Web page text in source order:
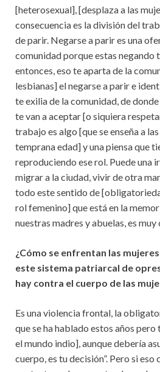
[heterosexual], [desplaza a las
consecuencia es la división del
de parir. Negarse a parir es una
comunidad porque estas negando
entonces, eso te aparta de la
lesbianas] el negarse a parir e
te exilia de la comunidad, de
te van a aceptar [o siquiera
trabajo es algo [que se enseña a
temprana edad] y una piensa que
reproduciendo ese rol. Puede una
migrar a la ciudad, vivir de otra
todo este sentido de
rol femenino] que está en la
nuestras madres y abuelas, es
¿Cómo se enfrentan las
este sistema patriarcal de
hay contra el cuerpo de las
Es una violencia frontal, la
que se ha hablado estos años
el mundo indio], aunque debería
cuerpo, es tu decisión”. Pero si eso